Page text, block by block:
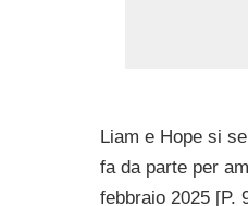
Liam e Hope si
fa da parte per
febbraio 2025 [P.